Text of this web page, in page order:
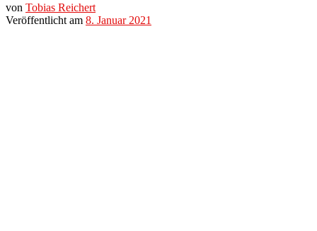
von Tobias Reichert
Veröffentlicht am 8. Januar 2021